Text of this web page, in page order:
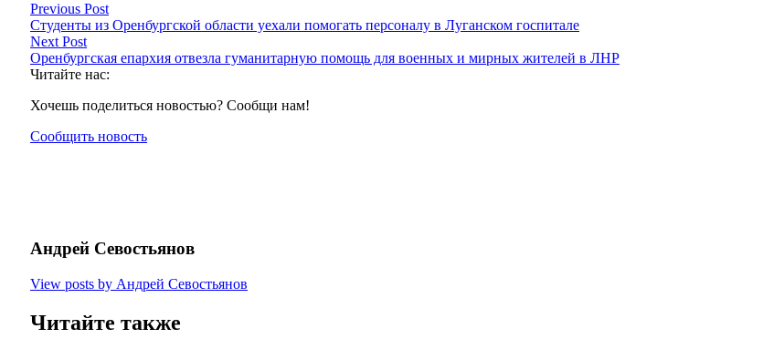
Previous Post
Студенты из Оренбургской области уехали помогать персоналу в Луганском госпитале
Next Post
Оренбургская епархия отвезла гуманитарную помощь для военных и мирных жителей в ЛНР
Читайте нас:
Хочешь поделиться новостью? Сообщи нам!
Сообщить новость
Андрей Севостьянов
View posts by Андрей Севостьянов
Читайте также